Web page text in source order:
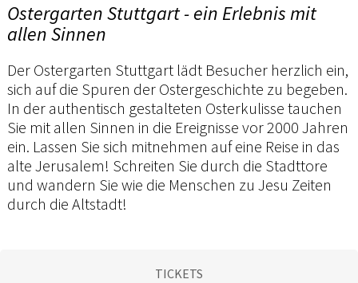
Ostergarten Stuttgart - ein Erlebnis mit
allen Sinnen
Der Ostergarten Stuttgart lädt Besucher herzlich ein,
sich auf die Spuren der Ostergeschichte zu begeben.
In der authentisch gestalteten Osterkulisse tauchen
Sie mit allen Sinnen in die Ereignisse vor 2000 Jahren
ein. Lassen Sie sich mitnehmen auf eine Reise in das
alte Jerusalem! Schreiten Sie durch die Stadttore
und wandern Sie wie die Menschen zu Jesu Zeiten
durch die Altstadt!
TICKETS